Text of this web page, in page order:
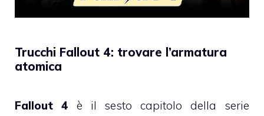
Trucchi Fallout 4: trovare l’armatura
atomica
Fallout 4 è il sesto capitolo della serie